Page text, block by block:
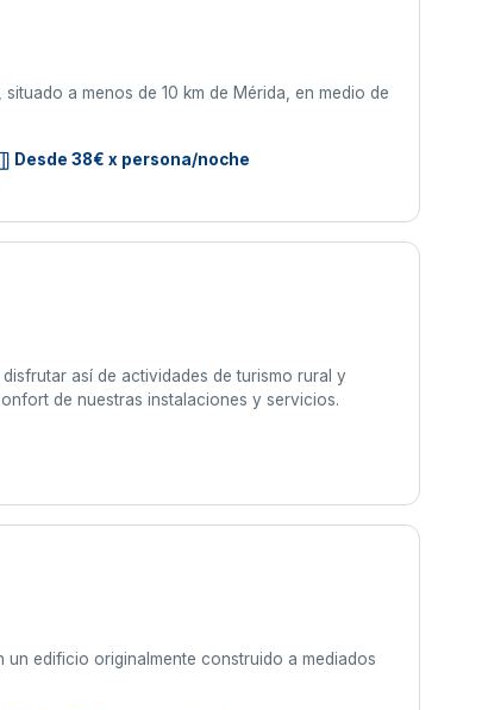
a menos de 10 km de Mérida, en medio de
Desde 38€ x persona/noche
así de actividades de turismo rural y
de nuestras instalaciones y servicios.
un edificio originalmente construido a mediados